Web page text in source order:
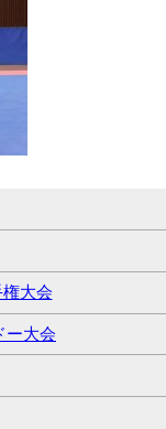
大会
ー大会